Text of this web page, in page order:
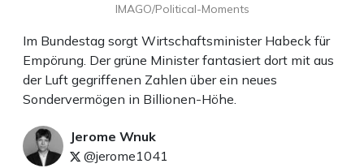
Im Bundestag sorgt Wirtschaftsminister Habeck für
Empörung. Der grüne Minister fantasiert dort mit aus
der Luft gegriffenen Zahlen über ein neues
Sondervermögen in Billionen-Höhe.
Jerome Wnuk
@jerome1041
IMAGO/Political-Moments